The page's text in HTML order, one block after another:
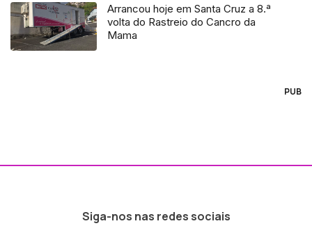
Arrancou hoje em Santa Cruz a 8.ª
volta do Rastreio do Cancro da
Mama
PUB
Siga-nos nas redes sociais